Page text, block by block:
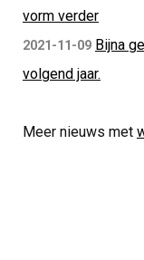
vorm verder
2021-11-09 Bijna
volgend jaar.
Meer nieuws met